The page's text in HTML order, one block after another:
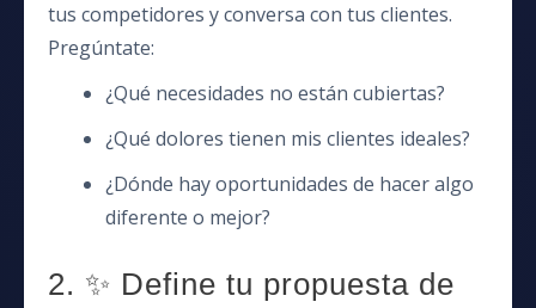
tus competidores y conversa con tus clientes.
Pregúntate:
¿Qué necesidades no están cubiertas?
¿Qué dolores tienen mis clientes ideales?
¿Dónde hay oportunidades de hacer algo
diferente o mejor?
2. ✨ Define tu propuesta de